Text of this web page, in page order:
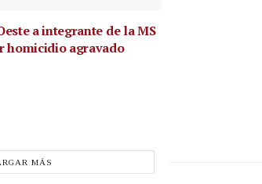
a integrante de la MS
homicidio agravado
MÁS